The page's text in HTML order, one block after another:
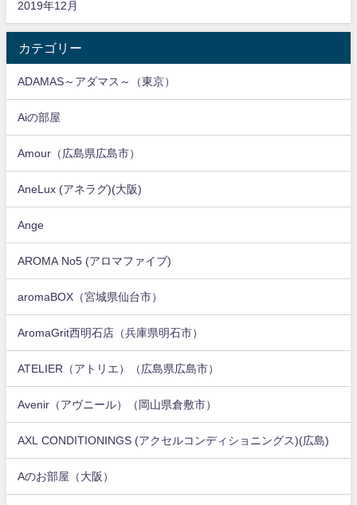
2019年12月
カテゴリー
ADAMAS～アダマス～（東京）
Aiの部屋
Amour（広島県広島市）
AneLux (アネラグ)(大阪)
Ange
AROMA No5 (アロマファイブ)
aromaBOX（宮城県仙台市）
AromaGrit西明石店（兵庫県明石市）
ATELIER（アトリエ）（広島県広島市）
Avenir（アヴニール）（岡山県倉敷市）
AXL CONDITIONINGS (アクセルコンディショニングス)(広島)
Aのお部屋（大阪）